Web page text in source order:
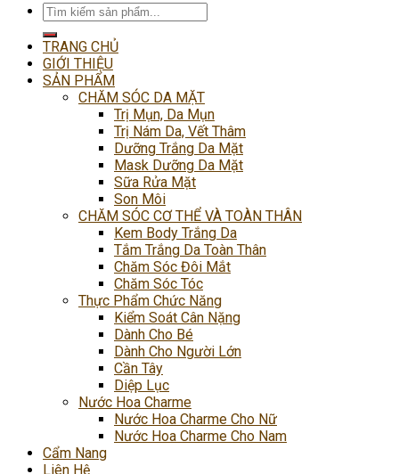
Tìm
kiếm:
TRANG CHỦ
GIỚI THIỆU
SẢN PHẨM
CHĂM SÓC DA MẶT
Trị Mụn, Da Mụn
Trị Nám Da, Vết Thâm
Dưỡng Trắng Da Mặt
Mask Dưỡng Da Mặt
Sữa Rửa Mặt
Son Môi
CHĂM SÓC CƠ THỂ VÀ TOÀN THÂN
Kem Body Trắng Da
Tắm Trắng Da Toàn Thân
Chăm Sóc Đôi Mắt
Chăm Sóc Tóc
Thực Phẩm Chức Năng
Kiểm Soát Cân Nặng
Dành Cho Bé
Dành Cho Người Lớn
Cần Tây
Diệp Lục
Nước Hoa Charme
Nước Hoa Charme Cho Nữ
Nước Hoa Charme Cho Nam
Cẩm Nang
Liên Hệ